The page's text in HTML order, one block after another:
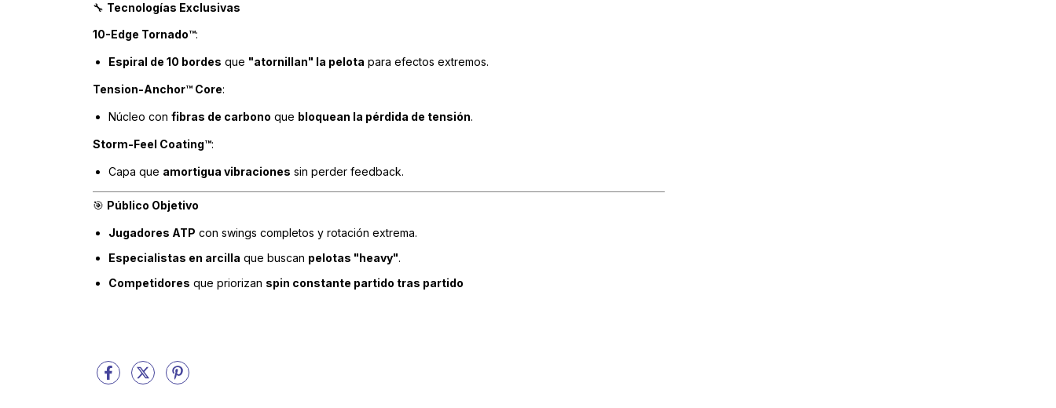
🔧 Tecnologías Exclusivas
10-Edge Tornado™:
Espiral de 10 bordes que "atornillan" la pelota para efectos extremos.
Tension-Anchor™ Core:
Núcleo con fibras de carbono que bloquean la pérdida de tensión.
Storm-Feel Coating™:
Capa que amortigua vibraciones sin perder feedback.
🎯 Público Objetivo
Jugadores ATP con swings completos y rotación extrema.
Especialistas en arcilla que buscan pelotas "heavy".
Competidores que priorizan spin constante partido tras partido